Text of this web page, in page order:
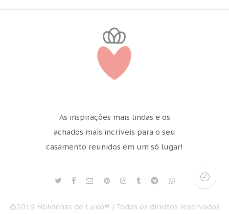
As inspirações mais lindas e os
achados mais incríveis para o seu
casamento reunidos em um só lugar!
©2019 Noivinhas de Luxo® | Todos os direitos reservados